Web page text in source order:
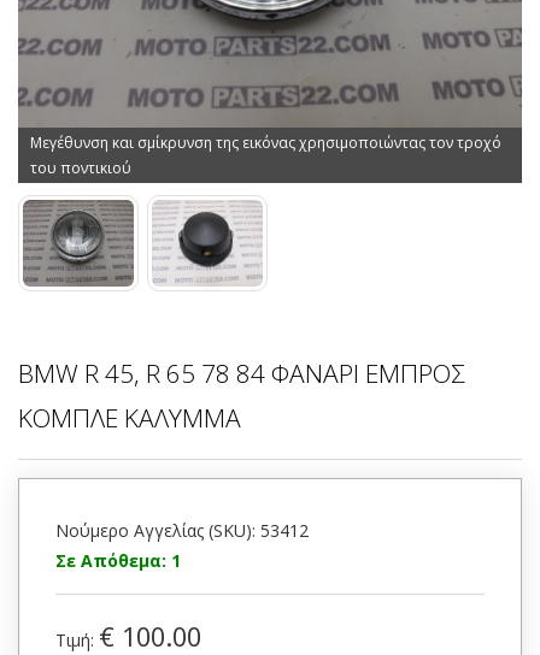
Μεγέθυνση και σμίκρυνση της εικόνας χρησιμοποιώντας τον τροχό
του ποντικιού
BMW R 45, R 65 78 84 ΦΑΝΑΡΙ ΕΜΠΡΟΣ
ΚΟΜΠΛΕ ΚΑΛΥΜΜΑ
Νούμερο Αγγελίας (SKU): 53412
Σε Απόθεμα: 1
Τιμή: € 100.00